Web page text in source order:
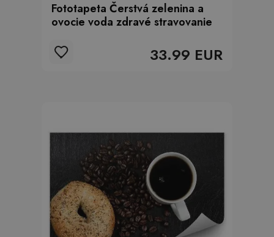
Fototapeta Čerstvá zelenina a
ovocie voda zdravé stravovanie
33.99 EUR